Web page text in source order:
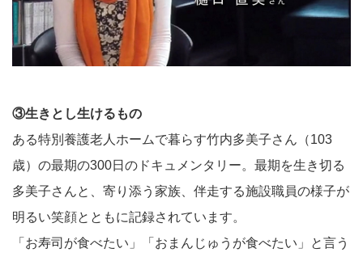
③生きとし生けるもの
ある特別養護老人ホームで暮らす竹内多美子さん（103
歳）の最期の300日のドキュメンタリー。最期を生き切る
多美子さんと、寄り添う家族、伴走する施設職員の様子が
明るい笑顔とともに記録されています。
「お寿司が食べたい」「おまんじゅうが食べたい」と言う